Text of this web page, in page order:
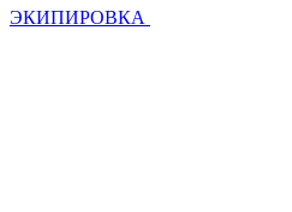
ЭКИПИРОВКА